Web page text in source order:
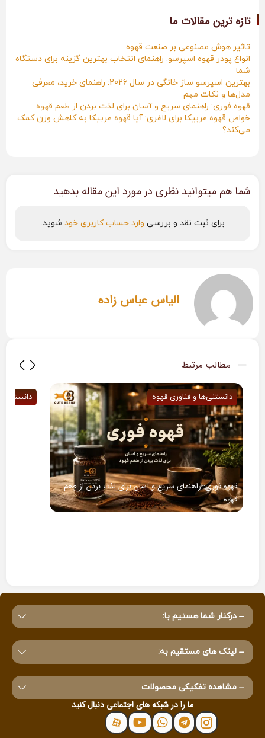
تازه ترین مقالات ما
تاثیر هوش مصنوعی بر صنعت قهوه
انواع پودر قهوه اسپرسو: راهنمای انتخاب بهترین گزینه برای دستگاه
شما
بهترین اسپرسو ساز خانگی در سال 2026: راهنمای خرید، معرفی
مدل‌ها و نکات مهم
قهوه فوری: راهنمای سریع و آسان برای لذت بردن از طعم قهوه
خواص قهوه عربیکا برای لاغری: آیا قهوه عربیکا به کاهش وزن کمک
می‌کند؟
شما هم میتوانید نظری در مورد این مقاله بدهید
برای ثبت نقد و بررسی وارد حساب کاربری خود شوید.
الیاس عباس زاده
مطالب مرتبط
دانستنی‌ها و فناوری قهوه
قهوه فوری: راهنمای سریع و آسان برای لذت بردن از طعم
قهوه
درکنار شما هستیم با:
لینک های مستقیم به:
مشاهده تفکیکی محصولات
ما را در شبکه های اجتماعی دنبال کنید